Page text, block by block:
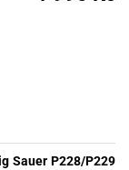
Sauer P228/P229